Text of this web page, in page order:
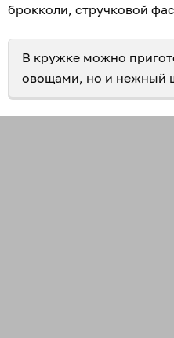
брокколи, стручковой
В кружке можно
овощами, но и нежный